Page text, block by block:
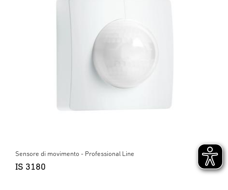
Sensore di movimento - Professional Line
IS 3180